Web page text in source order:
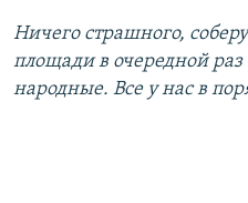
Ничего страшного,
площади в очередной раз
народные. Все у нас в